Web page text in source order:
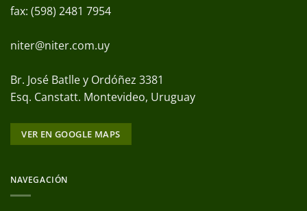
fax: (598) 2481 7954
niter@niter.com.uy
Br. José Batlle y Ordóñez 3381
Esq. Canstatt. Montevideo, Uruguay
VER EN GOOGLE MAPS
NAVEGACIÓN